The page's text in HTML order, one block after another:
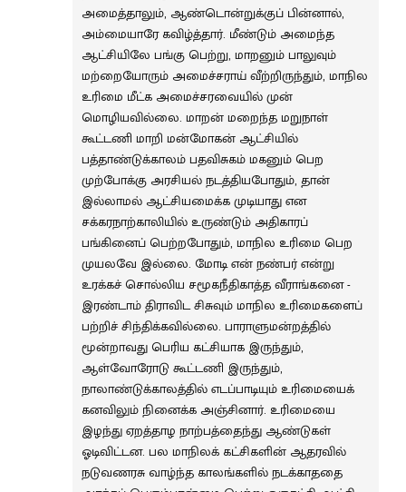
அமைத்தாலும், ஆண்டொன்றுக்குப் பின்னால்,
அம்மையாரே கவிழ்த்தார். மீண்டும் அமைந்த
ஆட்சியிலே பங்கு பெற்று, மாறனும் பாலுவும்
மற்றையோரும் அமைச்சராய் வீற்றிருந்தும், மாநில
உரிமை மீட்க அமைச்சரவையில் முன்
மொழியவில்லை. மாறன் மறைந்த மறுநாள்
கூட்டணி மாறி மன்மோகன் ஆட்சியில்
பத்தாண்டுக்காலம் பதவிசுகம் மகனும் பெற
முற்போக்கு அரசியல் நடத்தியபோதும், தான்
இல்லாமல் ஆட்சியமைக்க முடியாது என
சக்கரநாற்காலியில் உருண்டும் அதிகாரப்
பங்கினைப் பெற்றபோதும், மாநில உரிமை பெற
முயலவே இல்லை. மோடி என் நண்பர் என்று
உரக்கச் சொல்லிய சமூகநீதிகாத்த வீராங்கனை -
இரண்டாம் திராவிட சிசுவும் மாநில உரிமைகளைப்
பற்றிச் சிந்திக்கவில்லை. பாராளுமன்றத்தில்
மூன்றாவது பெரிய கட்சியாக இருந்தும்,
ஆள்வோரோடு கூட்டணி இருந்தும்,
நாலாண்டுக்காலத்தில் எடப்பாடியும் உரிமையைக்
கனவிலும் நினைக்க அஞ்சினார். உரிமையை
இழந்து ஏறத்தாழ நாற்பத்தைந்து ஆண்டுகள்
ஓடிவிட்டன. பல மாநிலக் கட்சிகளின் ஆதரவில்
நடுவணரசு வாழ்ந்த காலங்களில் நடக்காததை